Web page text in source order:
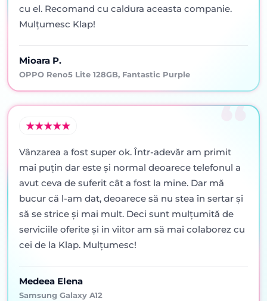
cu el. Recomand cu caldura aceasta companie.
Mulțumesc Klap!
Mioara P.
OPPO Reno5 Lite 128GB, Fantastic Purple
Vânzarea a fost super ok. Într-adevăr am primit
mai puţin dar este şi normal deoarece telefonul a
avut ceva de suferit cât a fost la mine. Dar mă
bucur că l-am dat, deoarece să nu stea în sertar şi
să se strice şi mai mult. Deci sunt mulţumită de
serviciile oferite şi in viitor am să mai colaborez cu
cei de la Klap. Mulţumesc!
Medeea Elena
Samsung Galaxy A12